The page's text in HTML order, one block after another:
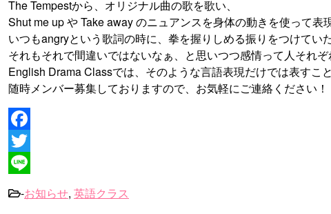
The Tempestから、オリジナル曲の歌を歌い、
Shut me up や Take away のニュアンスを身体の動きを使って表
いつもangryという歌詞の時に、拳を握りしめる振りをつけてい
それもそれで間違いではないなぁ、と思いつつ感情って人それ
English Drama Classでは、そのような言語表現だけでは表すこ
随時メンバー募集しておりますので、お気軽にご連絡ください！
Facebook
Twitter
-お知らせ, 英語クラス